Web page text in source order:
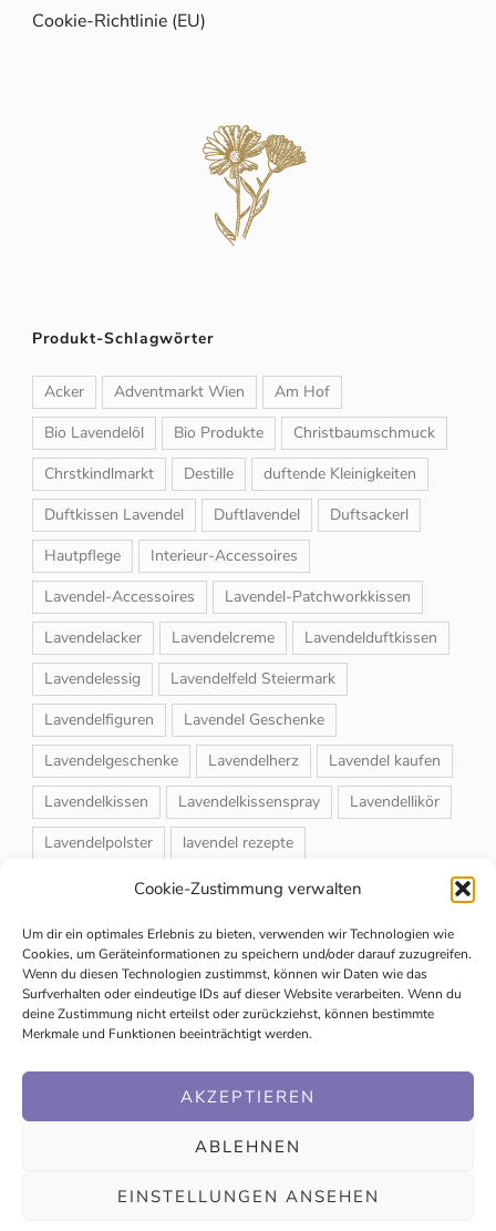
Cookie-Zustimmung verwalten
Um dir ein optimales Erlebnis zu bieten, verwenden wir Technologien wie
Cookies, um Geräteinformationen zu speichern und/oder darauf zuzugreifen.
Wenn du diesen Technologien zustimmst, können wir Daten wie das
Surfverhalten oder eindeutige IDs auf dieser Website verarbeiten. Wenn du
deine Zustimmung nicht erteilst oder zurückziehst, können bestimmte
Merkmale und Funktionen beeinträchtigt werden.
AKZEPTIEREN
ABLEHNEN
EINSTELLUNGEN ANSEHEN
Cookie-Richtlinie (EU)
Produkt-Schlagwörter
Acker Adventmarkt Wien
Am Hof
Bio Lavendelöl
Bio Produkte
Christbaumschmuck
Chrstkindlmarkt
Destille
duftende Kleinigkeiten
Duftkissen Lavendel
Duftlavendel
Duftsackerl
Hautpflege
Interieur-Accessoires
Lavendel-Accessoires
Lavendel-Patchworkkissen
Lavendelacker
Lavendelcreme
Lavendelduftkissen
Lavendelessig
Lavendelfeld Steiermark
Lavendelfiguren
Lavendel Geschenke
Lavendelgeschenke
Lavendelherz
Lavendel kaufen
Lavendelkissen
Lavendelkissenspray
Lavendellikör
Lavendelpolster
lavendel rezepte
Lavendelrosmarin Creme
Lavendelsackerl
Lavendelsirup
Lavendelstrauß
Lavendeltee
Lavendeltiere
lavendel und rosen
Magnet-Duftsackerl
Naturheilmittel
Naturkosmetik
Speiselavendel